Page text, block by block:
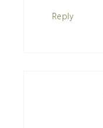
Reply